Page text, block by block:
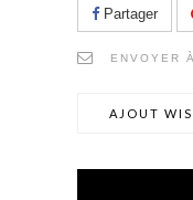
Partager
ENVOYER
AJOUT